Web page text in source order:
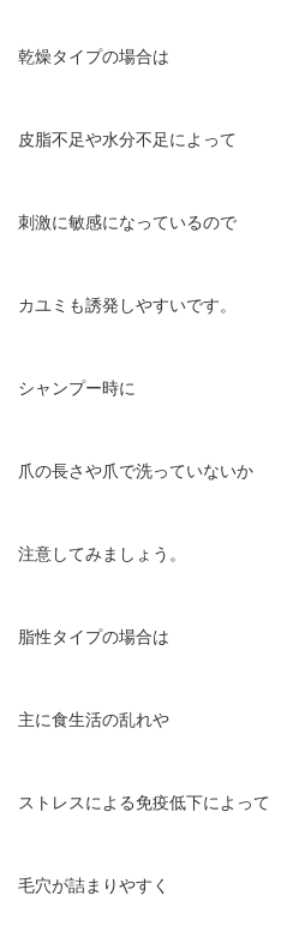
乾燥タイプの場合は
皮脂不足や水分不足によって
刺激に敏感になっているので
カユミも誘発しやすいです。
シャンプー時に
爪の長さや爪で洗っていないか
注意してみましょう。
脂性タイプの場合は
主に食生活の乱れや
ストレスによる免疫低下によって
毛穴が詰まりやすく